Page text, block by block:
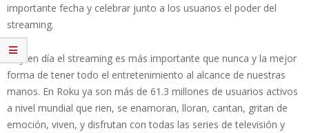
importante fecha y celebrar junto a los usuarios el poder del
streaming.
Hoy en día el streaming es más importante que nunca y la mejor
forma de tener todo el entretenimiento al alcance de nuestras
manos. En Roku ya son más de 61.3 millones de usuarios activos
a nivel mundial que rien, se enamoran, lloran, cantan, gritan de
emoción, viven, y disfrutan con todas las series de televisión y